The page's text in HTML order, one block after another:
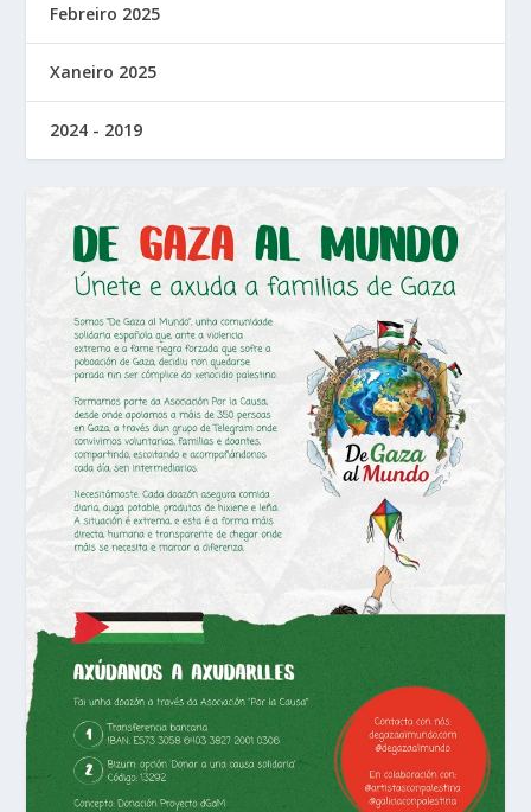
Febreiro 2025
Xaneiro 2025
2024 - 2019